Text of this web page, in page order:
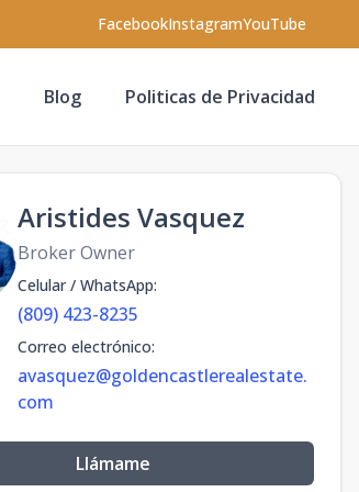
FacebookInstagramYouTube
Blog Politicas de Privacidad
Aristides Vasquez
Broker Owner
Celular / WhatsApp:
(809) 423-8235
Correo electrónico:
avasquez@goldencastlerealestate.
com
Llámame